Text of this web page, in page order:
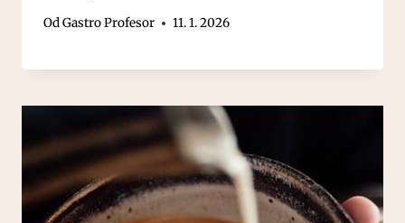
OdGastro Profesor 11. 1. 2026